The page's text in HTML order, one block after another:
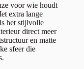
voor wie houdt
extra lange
het stijlvolle
direct meer
en matte
sfeer die